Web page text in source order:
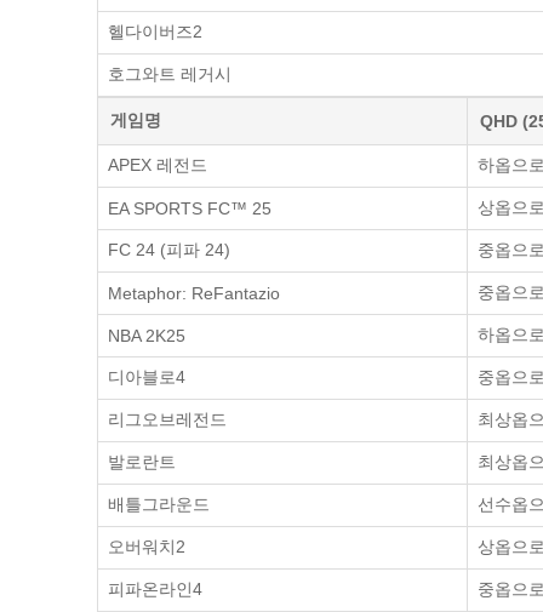
헬다이버즈2
호그와트 레거시
게임명 QHD
APEX 레전드 하옵으
EA SPORTS FC™ 25 상옵으
FC 24 (피파 24) 중옵으
Metaphor: ReFantazio 중옵으
NBA 2K25 하옵으
디아블로4 중옵으
리그오브레전드 최상옵
발로란트 최상옵
배틀그라운드 선수옵
오버워치2 상옵으
피파온라인4 중옵으